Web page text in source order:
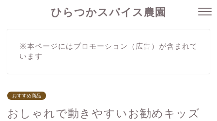
ひらつかスパイス農園
※本ページにはプロモーション（広告）が含まれて
います
おすすめ商品
おしゃれで動きやすいお勧めキッズ